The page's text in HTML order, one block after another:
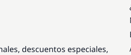
descuentos especiales,